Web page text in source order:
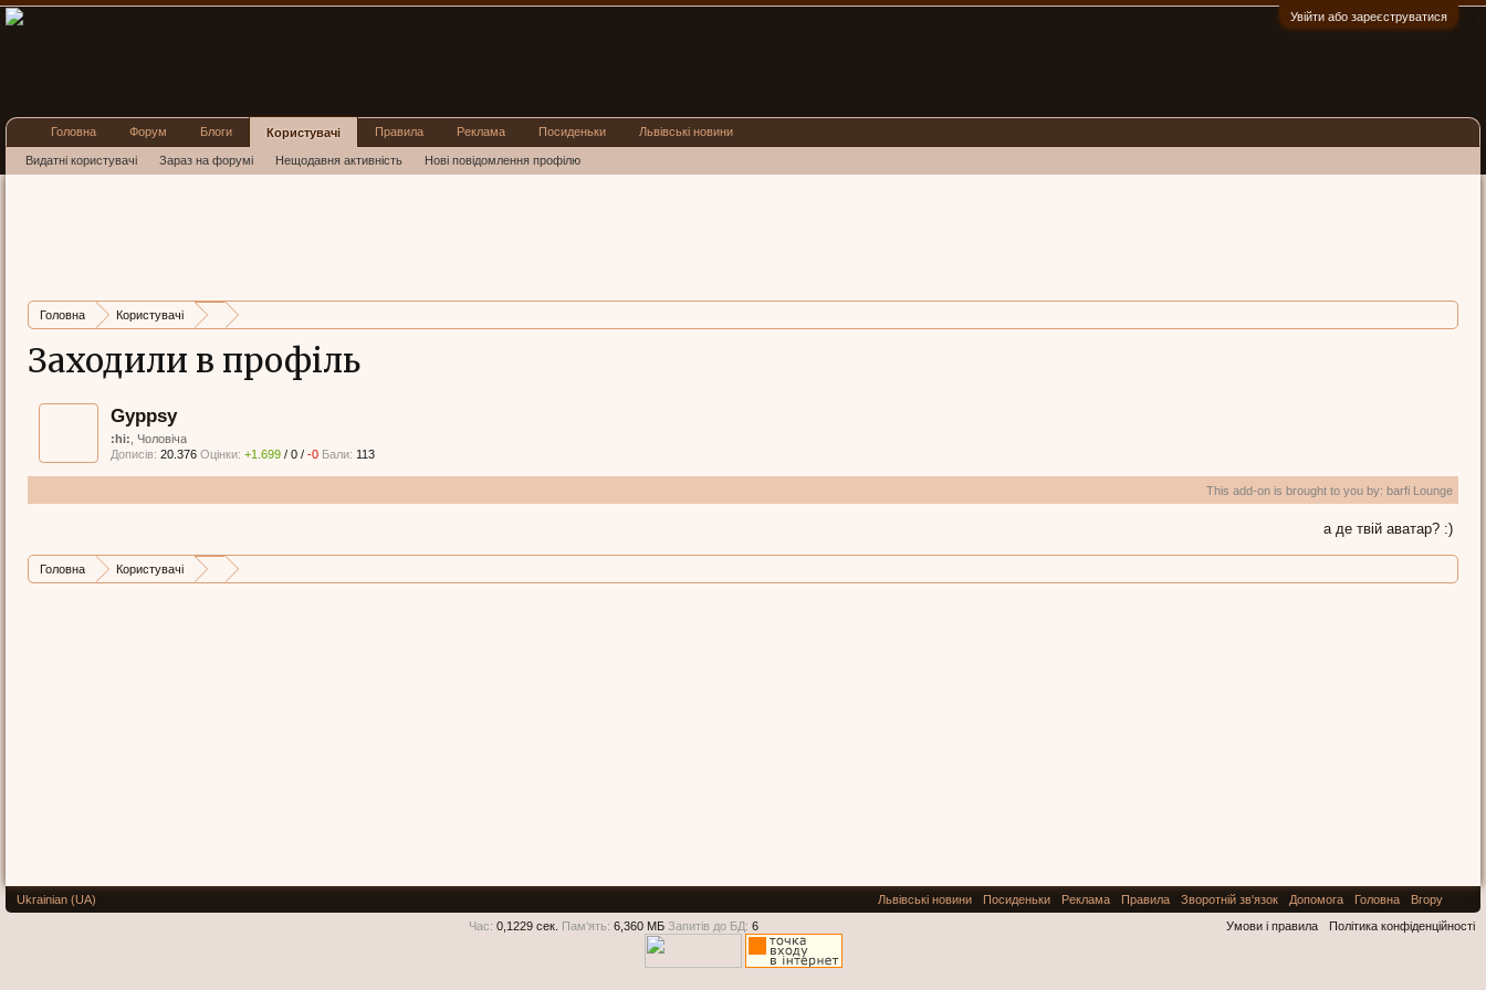
Увійти або зареєструватися
Головна Користувачі
Заходили в профіль
Gyppsy
:hi: , Чоловіча
Дописів: 20.376 Оцінки: +1.699 / 0 / -0 Бали: 113
This add-on is brought to you by: barfi Lounge
а де твій аватар? :)
Головна Користувачі
Головна Форум Блоги Користувачі
Видатні користувачі Зараз на форумі Нещодавня активність Нові повідомлення профілю
Правила Реклама Посиденьки Львівські новини
Ukrainian (UA) Львівські новини Посиденьки Реклама Правила Зворотній зв'язок Допомога Головна
Вгору
Умови і правила
Політика конфіденційності
Час: 0,1229 сек. Пам'ять: 6,360 МБ Запитів до БД: 6